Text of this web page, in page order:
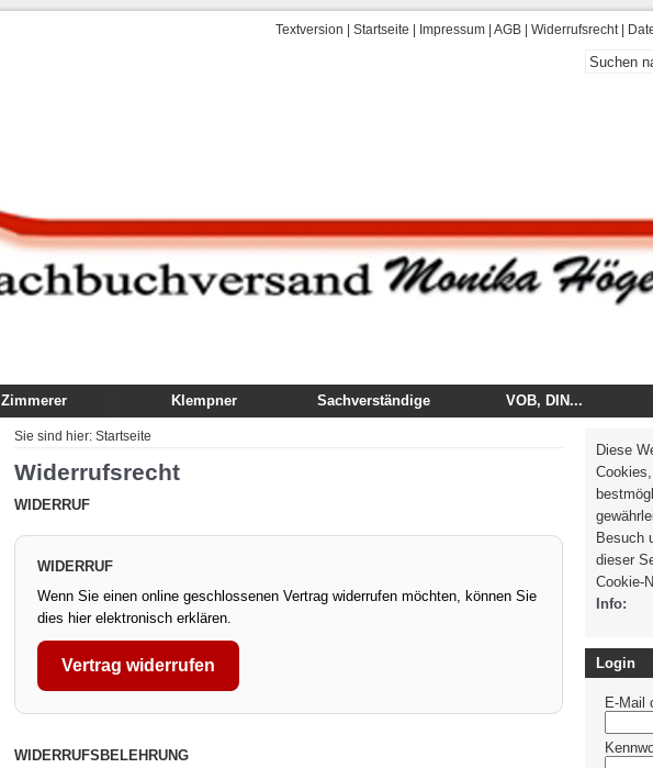
Textversion Startseite Impressum AGB Widerrufsrecht|
Zimmerer
Fachbuch
Ausbildung
Kalkulation
Fachregeln
Klempner
Ausbildung
Fachregeln
Sachverständige
VOB, DIN...
Korrespondenz
Sie sind hier: Startseite
Widerrufsrecht
WIDERRUF
WIDERRUF
Wenn Sie einen online geschlossenen Vertrag widerrufen möchten, können Sie
dies hier elektronisch erklären.
Vertrag widerrufen
WIDERRUFSBELEHRUNG
Diese
Besuch
dieser
Cookie-
Info:
Login
E-Mail